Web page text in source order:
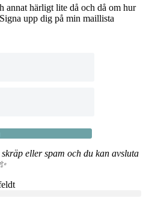
annat härligt lite då och då om hur
upp dig på min maillista
eller spam och du kan avsluta